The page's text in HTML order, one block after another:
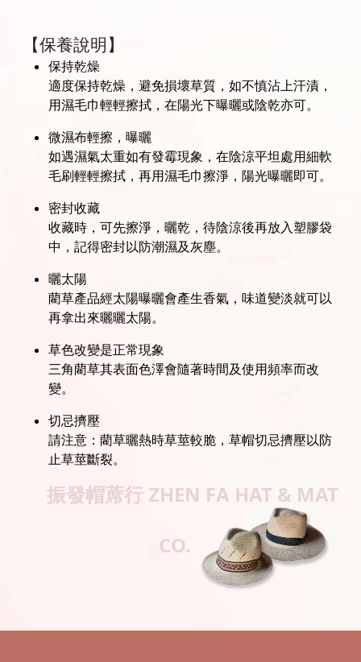
【保養說明】
保持乾燥
適度保持乾燥，避免損壞草質，如不慎沾上汗漬，
用濕毛巾輕輕擦拭，在陽光下曝曬或陰乾亦可。
微濕布輕擦，曝曬
如遇濕氣太重如有發霉現象，在陰涼平坦處用細軟
毛刷輕輕擦拭，再用濕毛巾擦淨，陽光曝曬即可。
密封收藏
收藏時，可先擦淨，曬乾，待陰涼後再放入塑膠袋
中，記得密封以防潮濕及灰塵。
曬太陽
藺草產品經太陽曝曬會產生香氣，味道變淡就可以
再拿出來曬曬太陽。
草色改變是正常現象
三角藺草其表面色澤會隨著時間及使用頻率而改
變。
切忌擠壓
請注意：藺草曬熱時草莖較脆，草帽切忌擠壓以防
止草莖斷裂。
振發帽蓆行 ZHEN FA HAT & MAT
CO.